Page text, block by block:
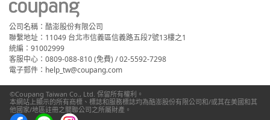
公司名稱：酷澎股份有限公司
聯繫地址：11049 台北市信義區信義路五段7號13樓之1
統編：91002999
客服中心：0809-088-810 (免費) / 02-5592-7298
電子郵件：help_tw@coupang.com
©Coupang Taiwan Co., Ltd. 保留所有權利。
本網站上顯示的所有商標、標誌和服務標誌均為酷澎股份有限公司和/或其在美國和其
他國家/地區註冊之關聯公司之所屬財產。